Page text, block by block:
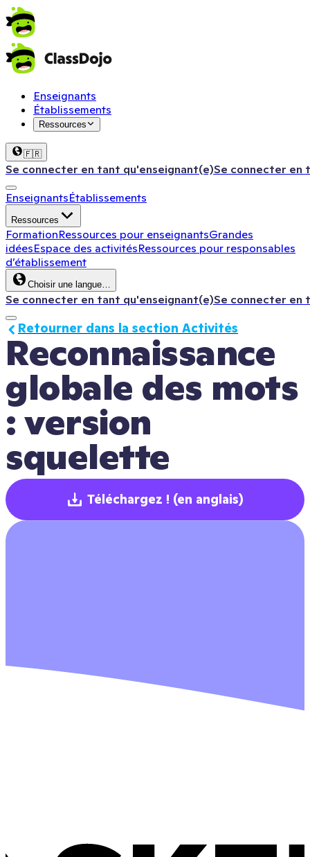
Enseignants
Établissements
Ressources
🇫🇷
Se connecter en tant qu'enseignant(e)Se connecter en
EnseignantsÉtablissements
Ressources
FormationRessources pour enseignantsGrandes
idéesEspace des activitésRessources pour responsables
d’établissement
Choisir une langue…
Se connecter en tant qu'enseignant(e)Se connecter en
Reconnaissance
globale des mots
: version
squelette
Retourner dans la section Activités
Téléchargez ! (en anglais)